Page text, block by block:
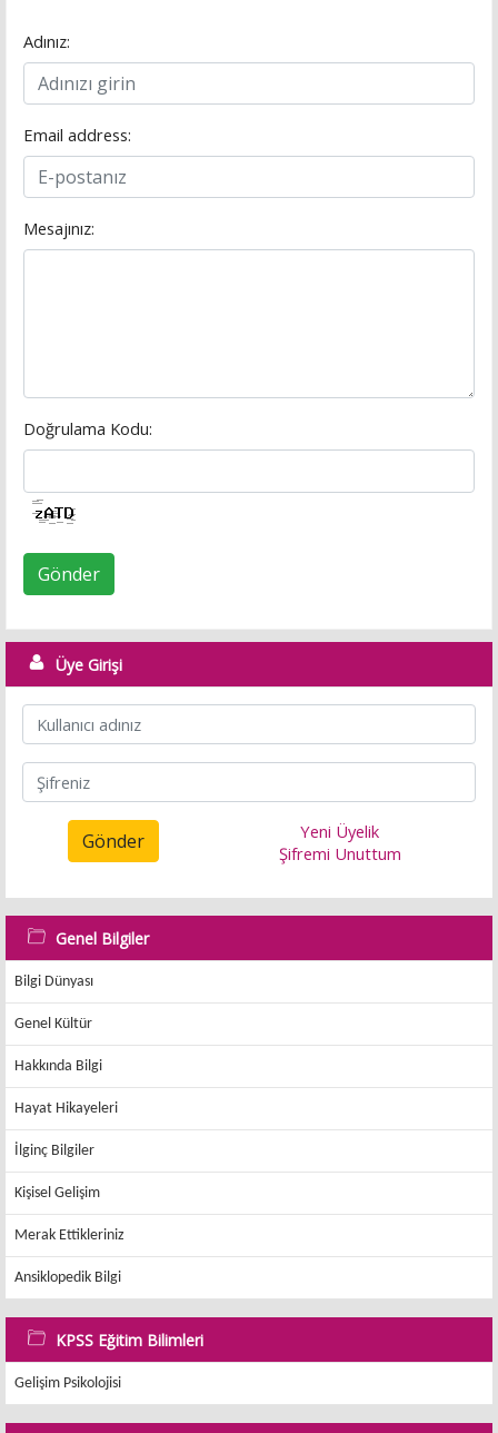
Adınız:
Email address:
Mesajınız:
Doğrulama Kodu:
Gönder
Üye Girişi
Gönder
Yeni Üyelik
Şifremi Unuttum
Genel Bilgiler
Bilgi Dünyası
Genel Kültür
Hakkında Bilgi
Hayat Hikayeleri
İlginç Bilgiler
Kişisel Gelişim
Merak Ettikleriniz
Ansiklopedik Bilgi
KPSS Eğitim Bilimleri
Gelişim Psikolojisi